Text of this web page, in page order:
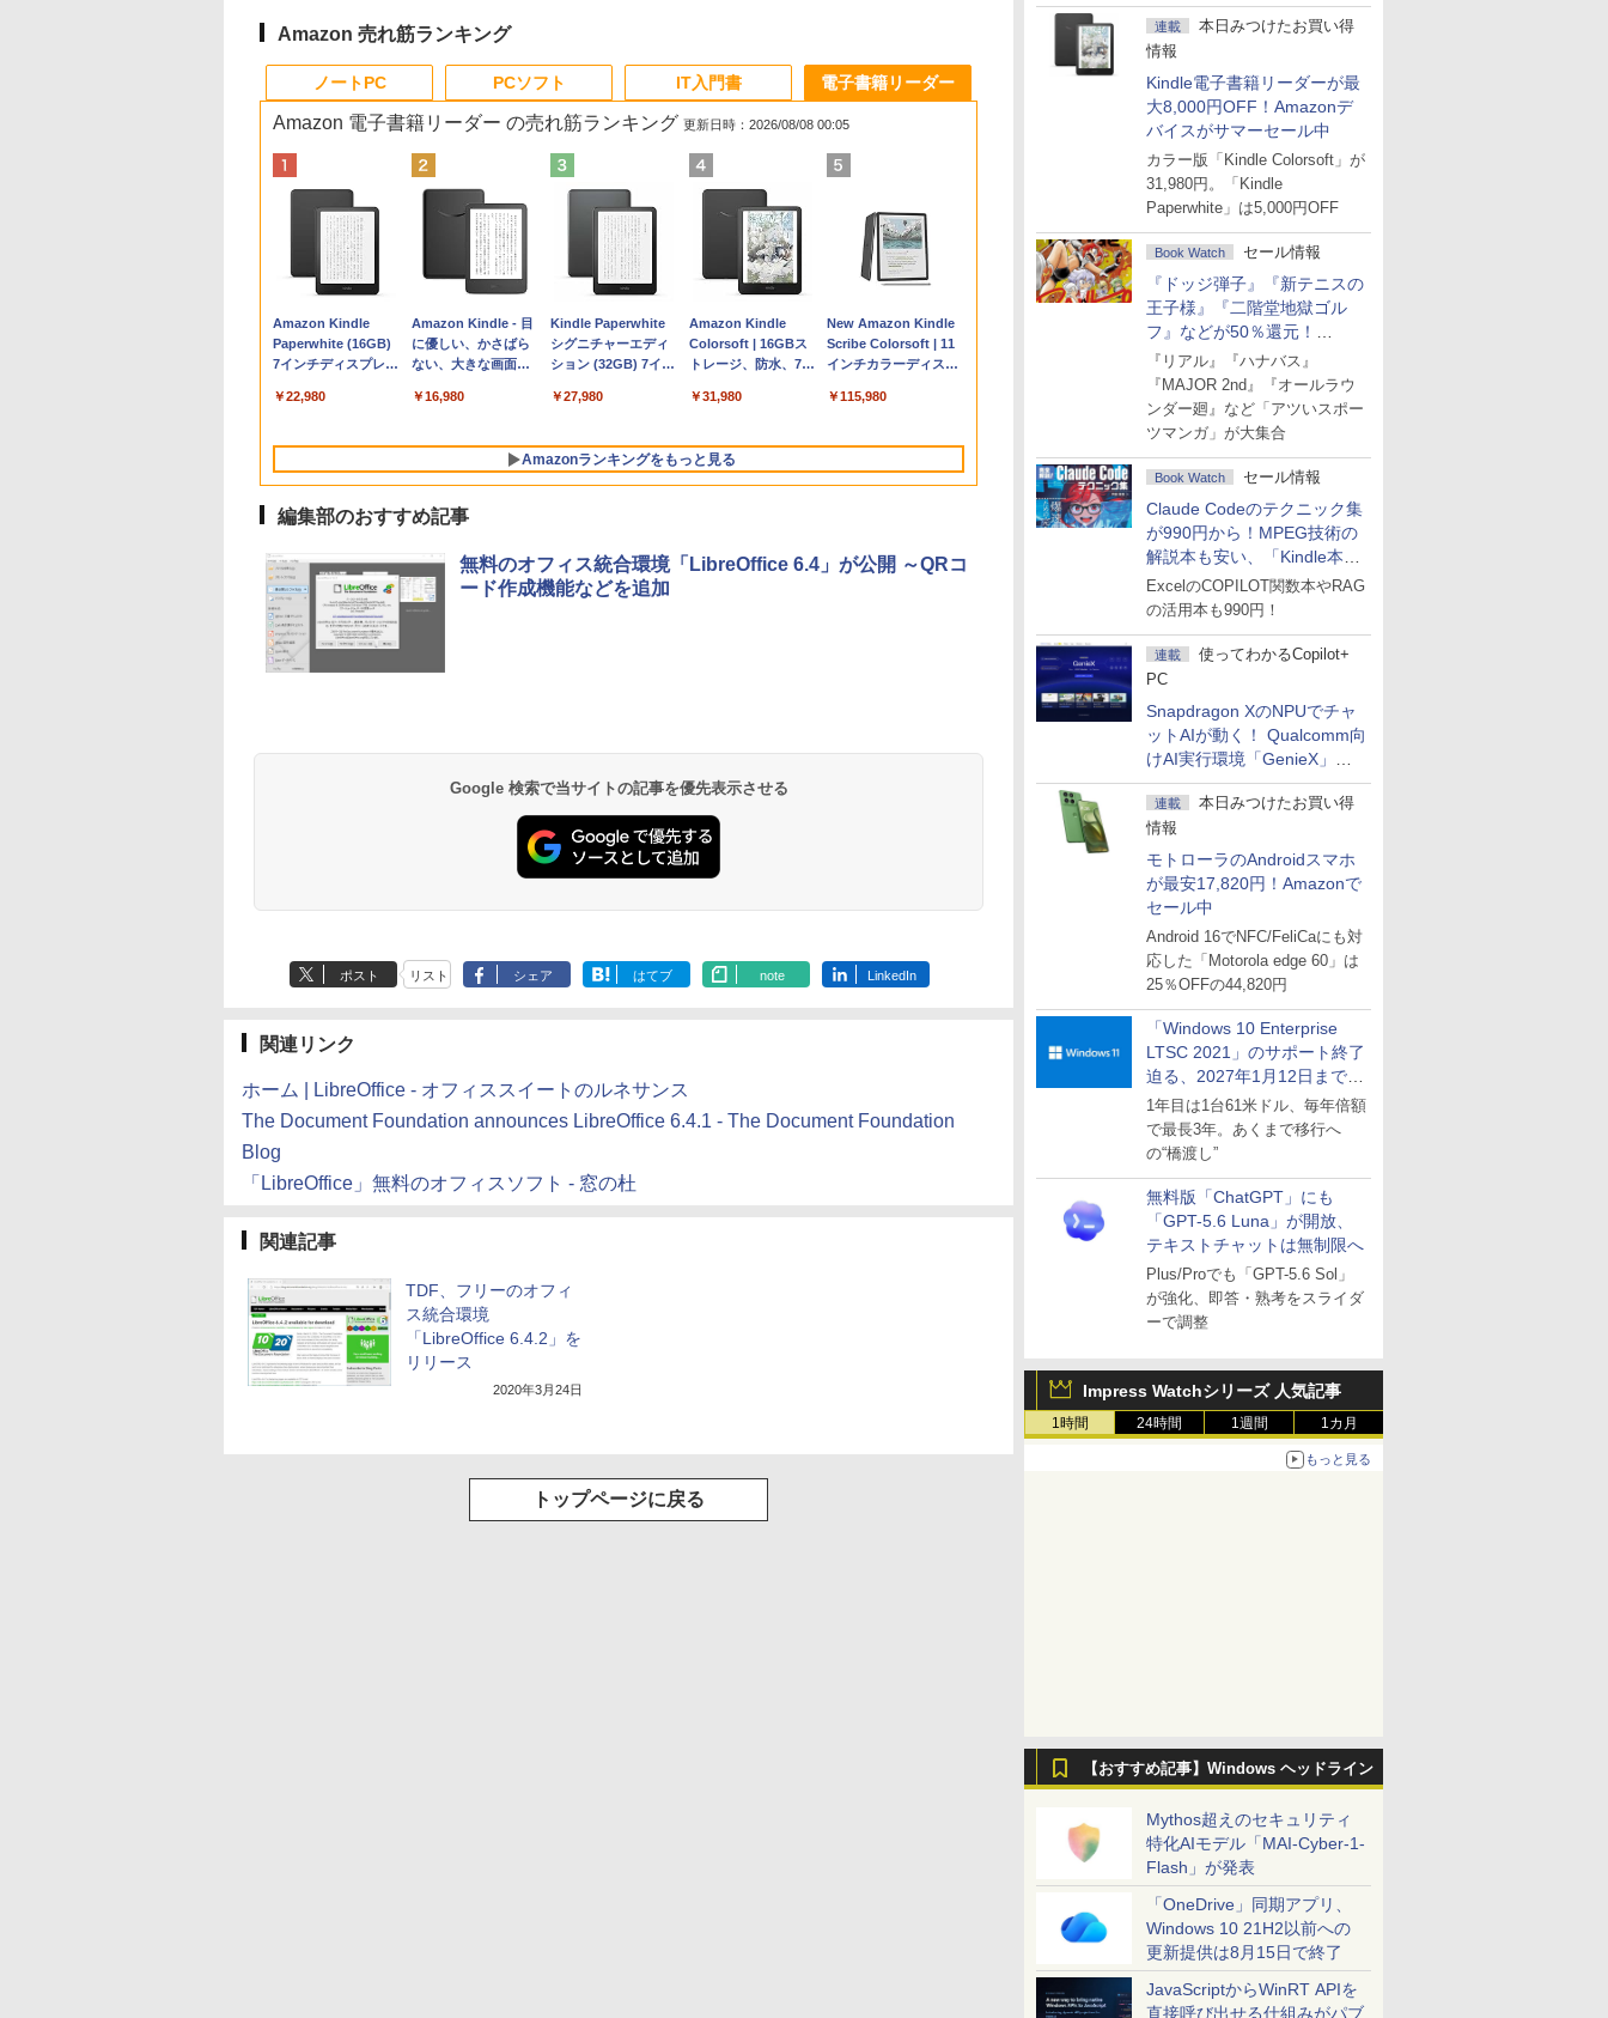
連載
本日みつけたお買い得
情報
Kindle電子書籍リーダーが最
大8,000円OFF！Amazonデ
バイスがサマーセール中
カラー版「Kindle Colorsoft」が
31,980円。「Kindle
Paperwhite」は5,000円OFF
Book Watch セール情報
『ドッジ弾子』『新テニスの
王子様』『二階堂地獄ゴル
フ』などが50％還元！
Amazonマンガ週末セール
『リアル』『ハナバス』
『MAJOR 2nd』『オールラウ
ンダー廻』など「アツいスポー
ツマンガ」が大集合
Book Watch セール情報
Claude Codeのテクニック集
が990円から！MPEG技術の
解説本も安い、「Kindle本サ
マーセール」第2弾開始！
ExcelのCOPILOT関数本やRAG
の活用本も990円！
連載
使ってわかるCopilot+
PC
Snapdragon XのNPUでチャ
ットAIが動く！ Qualcomm向
けAI実行環境「GenieX」を
試してみた
連載
本日みつけたお買い得
情報
モトローラのAndroidスマホ
が最安17,820円！Amazonで
セール中
Android 16でNFC/FeliCaにも対
応した「Motorola edge 60」は
25％OFFの44,820円
「Windows 10 Enterprise
LTSC 2021」のサポート終了
迫る、2027年1月12日まで
～ESUは9月1日から販売
1年目は1台61米ドル、毎年倍額
で最長3年。あくまで移行へ
の“橋渡し”
無料版「ChatGPT」にも
「GPT-5.6 Luna」が開放、
テキストチャットは無制限へ
Plus/Proでも「GPT-5.6 Sol」
が強化、即答・熟考をスライダ
ーで調整
Impress Watchシリーズ 人気記事
1時間 24時間 1週間 1カ月
もっと見る
【おすすめ記事】Windows ヘッドライン
Mythos超えのセキュリティ
特化AIモデル「MAI-Cyber-1-
Flash」が発表
「OneDrive」同期アプリ、
Windows 10 21H2以前への
更新提供は8月15日で終了
JavaScriptからWinRT APIを
直接呼び出せる仕組みがパブ
Amazon 売れ筋ランキング
ノートPC
Apple 2026
MacBook Neo A18
Proチップ搭載13イ
AIとApple
Retinaディスプレ
512GB SSD、1080p
FaceTime HDカメ
ラ、Touch ID - イン
AppleCare+ for 13イ
ンチMacBook
Neo(A18 Pro)|ダウン
ロード版
￥162,598
tomtoc 360°保護
15.6 16インチ パソコ
ンケース Dell NEC
dynabook Lenovo
￥2,952
Apple 2026
MacBook Air M5チ
ップ搭載13インチノ
Apple Intelligence、
Retinaディスプレ
イ、16GBユニファイ
ドメモリ、1TB SSD
ド、Touch ID - シル
バー
￥261,414
【Amazon.co.jp限
定】 HP ノートパソ
コン 15-fd 15.6イン
512GB SSD インテ
￥129,800
FMV ノートパソコン
WE1-K3 (MS 365
Personal/Copilotキー
型/Core i5/16GB/SSD
FMVWK3E15W_AZ
￥139,880
PCソフト
Robloxギフトカード
- 800 Robux 【限定
バーチャルアイテム
ンゲームコード】 ロ
インコード版
￥1,300
Robloxギフトカード
- 1000 Robux 【限定
バーチャルアイテム
ンゲームコード】 ロ
ンコード版
￥1,600
Microsoft Office
Home & Business
2024(最新 永続版)|オ
版|Windows11、
￥39,582
Robloxギフトカード
- 2,000 Robux 【限
定バーチャルアイテ
インゲームコード】
ラインコード版
￥3,200
Windows版 |
Minecraft (マインクラ
フト): Java & Bedrock
ード版
￥3,600
IT入門書
生成AIパスポート公
式テキスト 第４版
￥1,766
AIイラスト表現辞典:
思い通りの絵を引き
出す プロンプトの言
ズ (はぴーイラスト
￥480
ClaudeCode いちば
んやさしい 教科書:
非エンジニア 初心者
マニュアル AI副業に
もKindle出版にも！
非エンジニアのため
のAIコーディング入
￥99
1冊ですべて身につく
HTML & CSSとWeb
デザイン入門講座
￥1,292
FM TOWNS ハイパ
ー・カタログ: 本体ハ
ードウェア・市販ソフ
トリストと最新エミュ
￥1,600
電子書籍リーダー
Amazon 電子書籍リーダー の売れ筋ランキング 更新日時：2026/08/08 00:05
Amazon Kindle
Paperwhite (16GB)
7インチディスプレ
ト、12週間持続バッ
ブラック
￥22,980
Amazon Kindle - 目
に優しい、かさばら
ない、大きな画面で
続バッテリー、6イン
書籍リーダー、ブラ
ック、16GB、広告な
し
￥16,980
Kindle Paperwhite
シグニチャーエディ
ション (32GB) 7イン
るさ自動調整、色調
持続バッテリー、広
告なし、メタリック
ブラック
￥27,980
Amazon Kindle
Colorsoft | 16GBス
トレージ、防水、7イ
レイ、色調調節ライ
ッテリー、広告無
し、ブラック (2025
年発売)
￥31,980
New Amazon Kindle
Scribe Colorsoft | 11
インチカラーディスプ
ジ、ノート機能搭載、
調節ライト、プレミア
イト
￥115,980
Amazonランキングをもっと見る
編集部のおすすめ記事
無料のオフィス統合環境「LibreOffice 6.4」が公開 ～QRコ
ード作成機能などを追加
Google 検索で当サイトの記事を優先表示させる
ポスト リスト シェア はてブ note LinkedIn
関連リンク
ホーム | LibreOffice - オフィススイートのルネサンス
The Document Foundation announces LibreOffice 6.4.1 - The Document Foundation
Blog
「LibreOffice」無料のオフィスソフト - 窓の杜
関連記事
TDF、フリーのオフィ
ス統合環境
「LibreOffice 6.4.2」を
リリース
2020年3月24日
トップページに戻る